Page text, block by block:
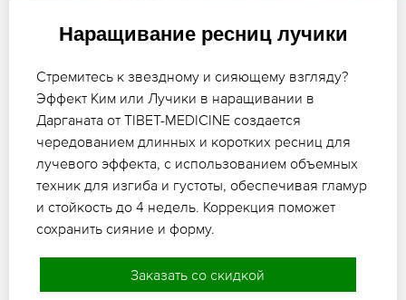
Наращивание ресниц лучики
Стремитесь к звездному и сияющему взгляду?
Эффект Ким или Лучики в наращивании в
Дарганата от TIBET-MEDICINE создается
чередованием длинных и коротких ресниц для
лучевого эффекта, с использованием объемных
техник для изгиба и густоты, обеспечивая гламур
и стойкость до 4 недель. Коррекция поможет
сохранить сияние и форму.
Заказать со скидкой